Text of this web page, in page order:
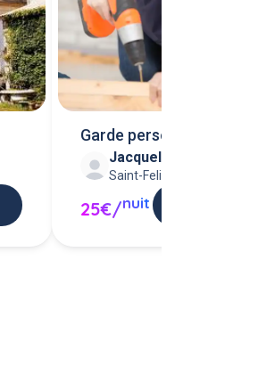
Garde personne âgée
Jacqueline H
Saint-Felix-de-Bourdeilles
25€/nuit